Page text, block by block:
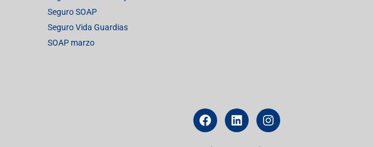
Seguro SOAP
Seguro Vida Guardias
SOAP marzo